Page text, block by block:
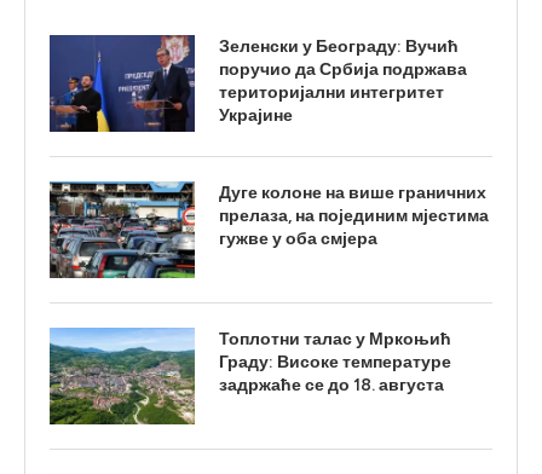
Зеленски у Београду: Вучић
поручио да Србија подржава
територијални интегритет
Украјине
Дуге колоне на више граничних
прелаза, на појединим мјестима
гужве у оба смјера
Топлотни талас у Мркоњић
Граду: Високе температуре
задржаће се до 18. августа